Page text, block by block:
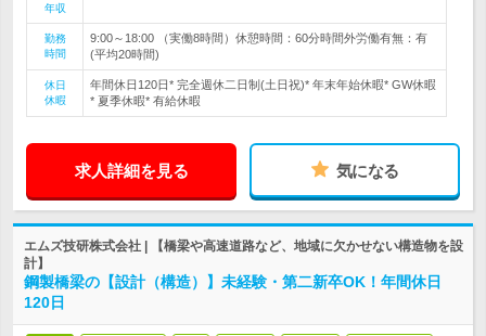
年収
勤務
時間
9:00～18:00 （実働8時間）休憩時間：60分時間外労働有無：有
(平均20時間)
休日
休暇
年間休日120日* 完全週休二日制(土日祝)* 年末年始休暇* GW休暇
* 夏季休暇* 有給休暇
求人詳細を見る 気になる
エムズ技研株式会社 | 【橋梁や高速道路など、地域に欠かせない構造物を設
計】
鋼製橋梁の【設計（構造）】未経験・第二新卒OK！年間休日
120日